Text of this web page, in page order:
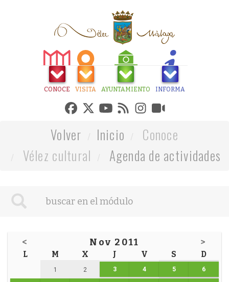
CONOCE VISITA AYUNTAMIENTO INFORMA
Volver Inicio
Conoce
Vélez cultural
Agenda de actividades
< Nov 2011 >
L M X J V S D
1 2 3 4 5 6